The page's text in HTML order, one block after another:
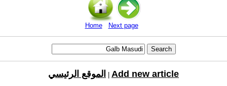
Home Next page
الموقع الرئيسي Add new article